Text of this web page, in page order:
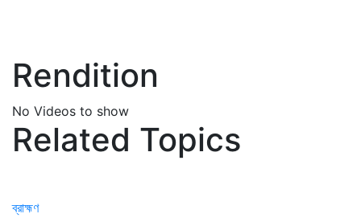
Rendition
No Videos to show
Related Topics
ব্রাহ্মণ